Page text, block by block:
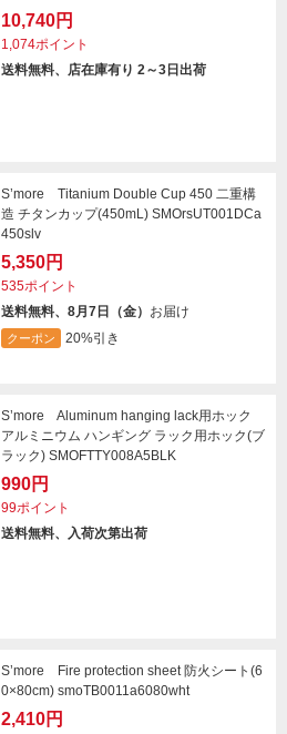
10,740円
1,074ポイント
送料無料、店在庫有り 2～3日出荷
S’more Titanium Double Cup 450 二重構
造 チタンカップ(450mL) SMOrsUT001DCa
450slv
5,350円
535ポイント
送料無料、8月7日（金） お届け
クーポン 20%引き
S’more Aluminum hanging lack用ホック
アルミニウム ハンギング ラック用ホック(ブ
ラック) SMOFTTY008A5BLK
990円
99ポイント
送料無料、入荷次第出荷
S’more Fire protection sheet 防火シート(6
0×80cm) smoTB0011a6080wht
2,410円